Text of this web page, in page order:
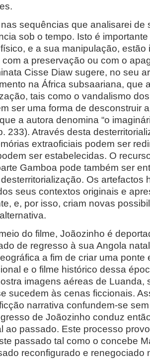
sequências que analisarei de
sob o tempo. Isto é
e a sua manipulação, estão
a preservação ou com o
Cisse Diaw sugere, no seu
na África subsaariana, que
tais como o vandalismo
ser uma forma de desconstruir
a autora denomina “o
233). Através desta
extraoficiais podem ser
ser estabelecidas. O
Gamboa pode também ser
Os artefactos
seus contextos originais e
e, por isso, criam novas
do filme, Joãozinho é
de regresso à sua Angola
a fim de criar uma ponte
e o filme histórico dessa
imagens aéreas de Luanda,
sucedem às cenas ficcionais.
narrativa confundem-se
de Joãozinho conduz
ao passado. Este processo
passado tal como o concebe
reconfigurado e renegociado